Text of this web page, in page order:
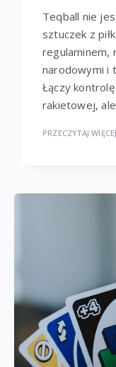
Teqball nie
sztuczek z
regulaminem,
narodowymi i
Łączy
rakietowej,
PRZECZYTAJ WIĘCEJ